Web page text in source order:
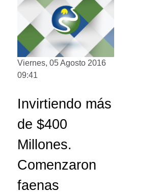
Viernes, 05 Agosto 2016
09:41
Invirtiendo más
de $400
Millones.
Comenzaron
faenas